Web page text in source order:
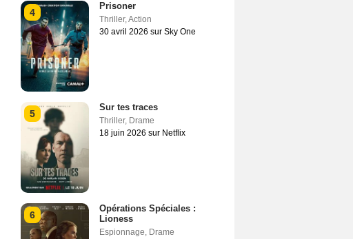
4
Prisoner
Thriller,Action
30 avril 2026 sur Sky One
5
Sur tes traces
Thriller, Drame
18 juin 2026 sur Netflix
6
Opérations Spéciales :
Lioness
Espionnage, Drame